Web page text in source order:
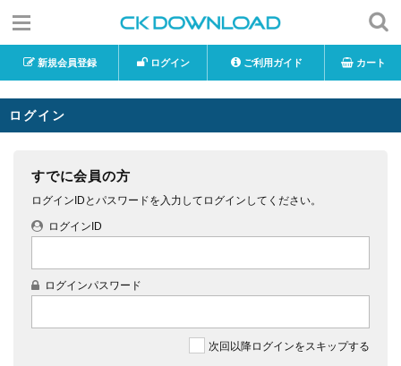
新規会員登録 ログイン ご利用ガイド カート
ログイン
すでに会員の方
ログインIDとパスワードを入力してログインしてください。
ログインID
ログインパスワード
次回以降ログインをスキップする